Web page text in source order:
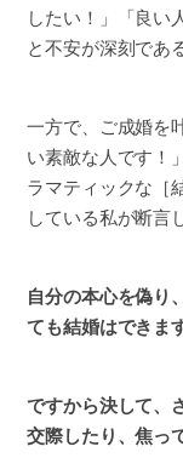
したい！」「良い
と不安が深刻であ
一方で、ご成婚を
い素敵な人です！
ラマティックな［
している私が断言
自分の本心を偽り
ても結婚はできま
ですから決して、
交際したり、焦っ